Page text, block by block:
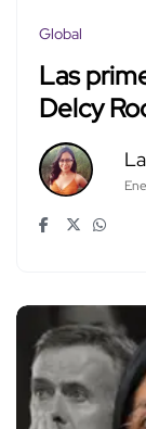
Global
Las
Delcy